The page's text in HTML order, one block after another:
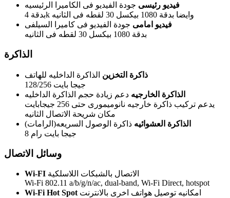
فيديو رئيسى جودة الفيديو فى الكاميرا الرئيسيه
بدقة 4k وايضا بدقة 1080 بيكسل 30 لقطه فى الثانيه
فيديو امامى جودة الفيديو فى كاميرا السيلفى
بدقة 1080 بيكسل 30 لقطه فى الثانيه
الذاكرة
ذاكرة التخزين الذاكرة الداخليه للهاتف
128/256 جيجا بايت
الذاكرة الخارجيه دعم زيادة حجم الذاكرة الداخليه
يدعم تركيب ذاكرة خارجيه نانوميمورى حتى 256 جيجابايت
مكان شريحة الاتصال الثانيه
الذاكرة العشوائيه ذاكرة الوصول السريعه(الرامات)
8 جيجا بايت رام
وسائل الاتصال
Wi-FI الاتصال بالشبكات اللاسلكية
Wi-Fi 802.11 a/b/g/n/ac, dual-band, Wi-Fi Direct, hotspot
Wi-Fi Hot Spot امكانيه توصيل هواتف اخرى بالانترنت